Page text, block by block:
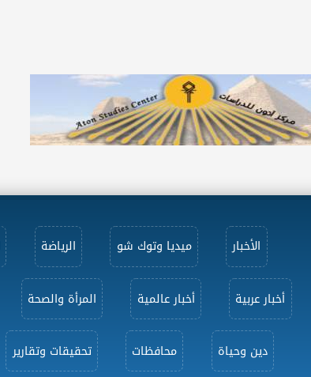
الأخبار ميديا وتوك شو الرياضة
أخبار عربية أخبار عالمية المرأة والصحة
دين وحياة محافظات تحقيقات وتقارير